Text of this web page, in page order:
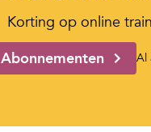
Korting op online
Abonnementen Al